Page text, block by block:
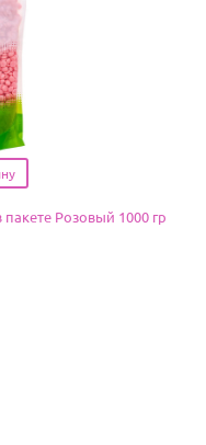
Розовый 1000 гр